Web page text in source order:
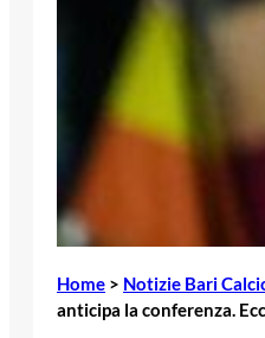
Home > Notizie Bari
anticipa la conferenza.